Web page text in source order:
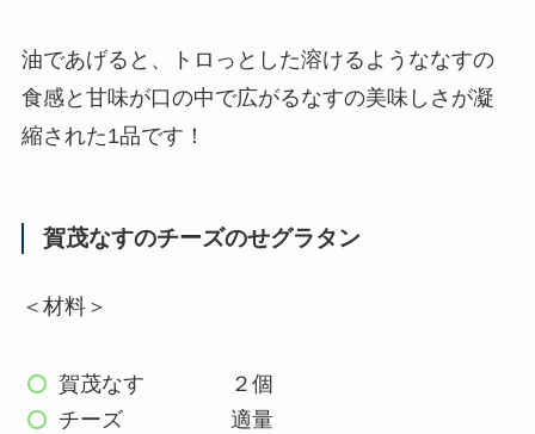
油であげると、
トロっとした溶けるようななすの
食感と甘味が口の中で広がるなすの美味しさが凝
縮された1品です！
賀茂なすのチーズのせグラタン
＜材料＞
賀茂なす ２個
チーズ 適量